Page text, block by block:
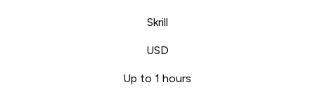
Skrill
USD
Up to 1 hours